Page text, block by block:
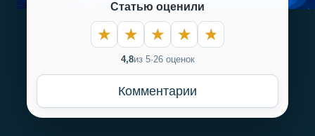
Статью оценили
4,8из 5·26 оценок
Комментарии